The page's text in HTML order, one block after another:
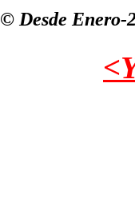
© Desde Enero-